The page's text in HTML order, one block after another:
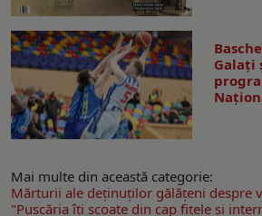
Galați
Mai multe din această categorie:
Mărturii ale deţinuţilor gălăţeni despre
"Puşcăria îţi scoate din cap fiţele şi